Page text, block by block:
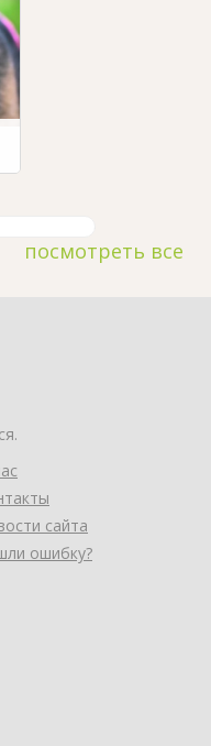
посмотреть все
сайта
ошибку?